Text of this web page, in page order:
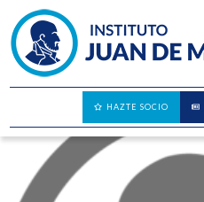
HAZTE SOCIO